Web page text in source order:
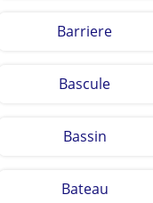
Barriere
Bascule
Bassin
Bateau